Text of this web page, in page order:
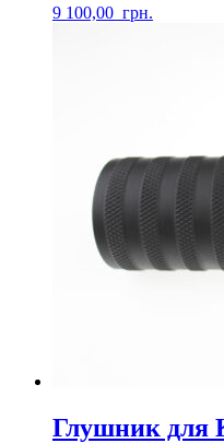
9 100,00 грн.
Глушник для